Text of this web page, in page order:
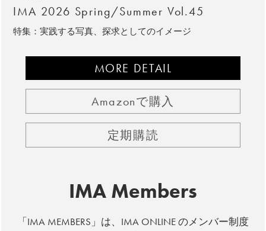
IMA 2026 Spring/Summer Vol.45
特集：実践する写真、探求としてのイメージ
MORE DETAIL
Amazonで購入
定期購読
IMA Members
「IMA MEMBERS」は、IMA ONLINE のメンバー制度